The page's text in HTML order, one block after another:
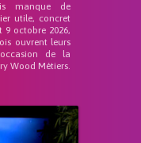
manque de
utile, concret
9 octobre 2026,
ouvrent leurs
de la
Wood Métiers.